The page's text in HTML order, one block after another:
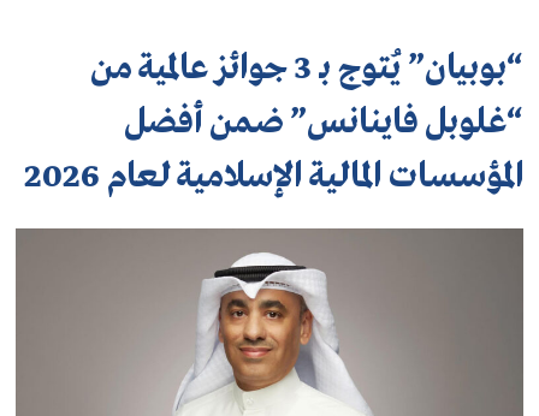
“بوبيان” يُتوج بـ 3 جوائز عالمية من
“غلوبل فاينانس” ضمن أفضل
المؤسسات المالية الإسلامية لعام 2026